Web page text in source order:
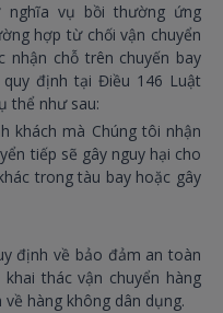
nghĩa vụ bồi thường ứng
hợp từ chối vận chuyển
nhận chỗ trên chuyến bay
định tại Điều 146 Luật
thể như sau:
khách mà Chúng tôi nhận
tiếp sẽ gây nguy hại cho
trong tàu bay hoặc gây
định về bảo đảm an toàn
thác vận chuyển hàng
hàng không dân dụng.